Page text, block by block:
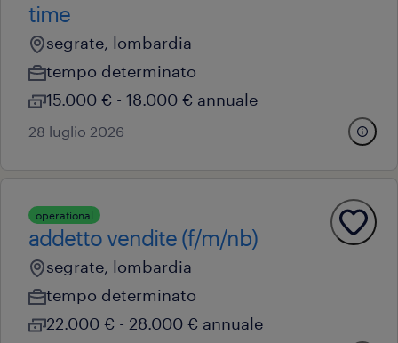
time
segrate, lombardia
tempo determinato
15.000 € - 18.000 € annuale
28 luglio 2026
operational
addetto vendite (f/m/nb)
segrate, lombardia
tempo determinato
22.000 € - 28.000 € annuale